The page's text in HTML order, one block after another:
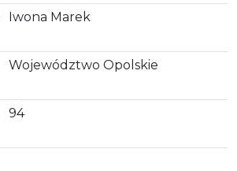
Iwona Marek
Województwo Opolskie
94